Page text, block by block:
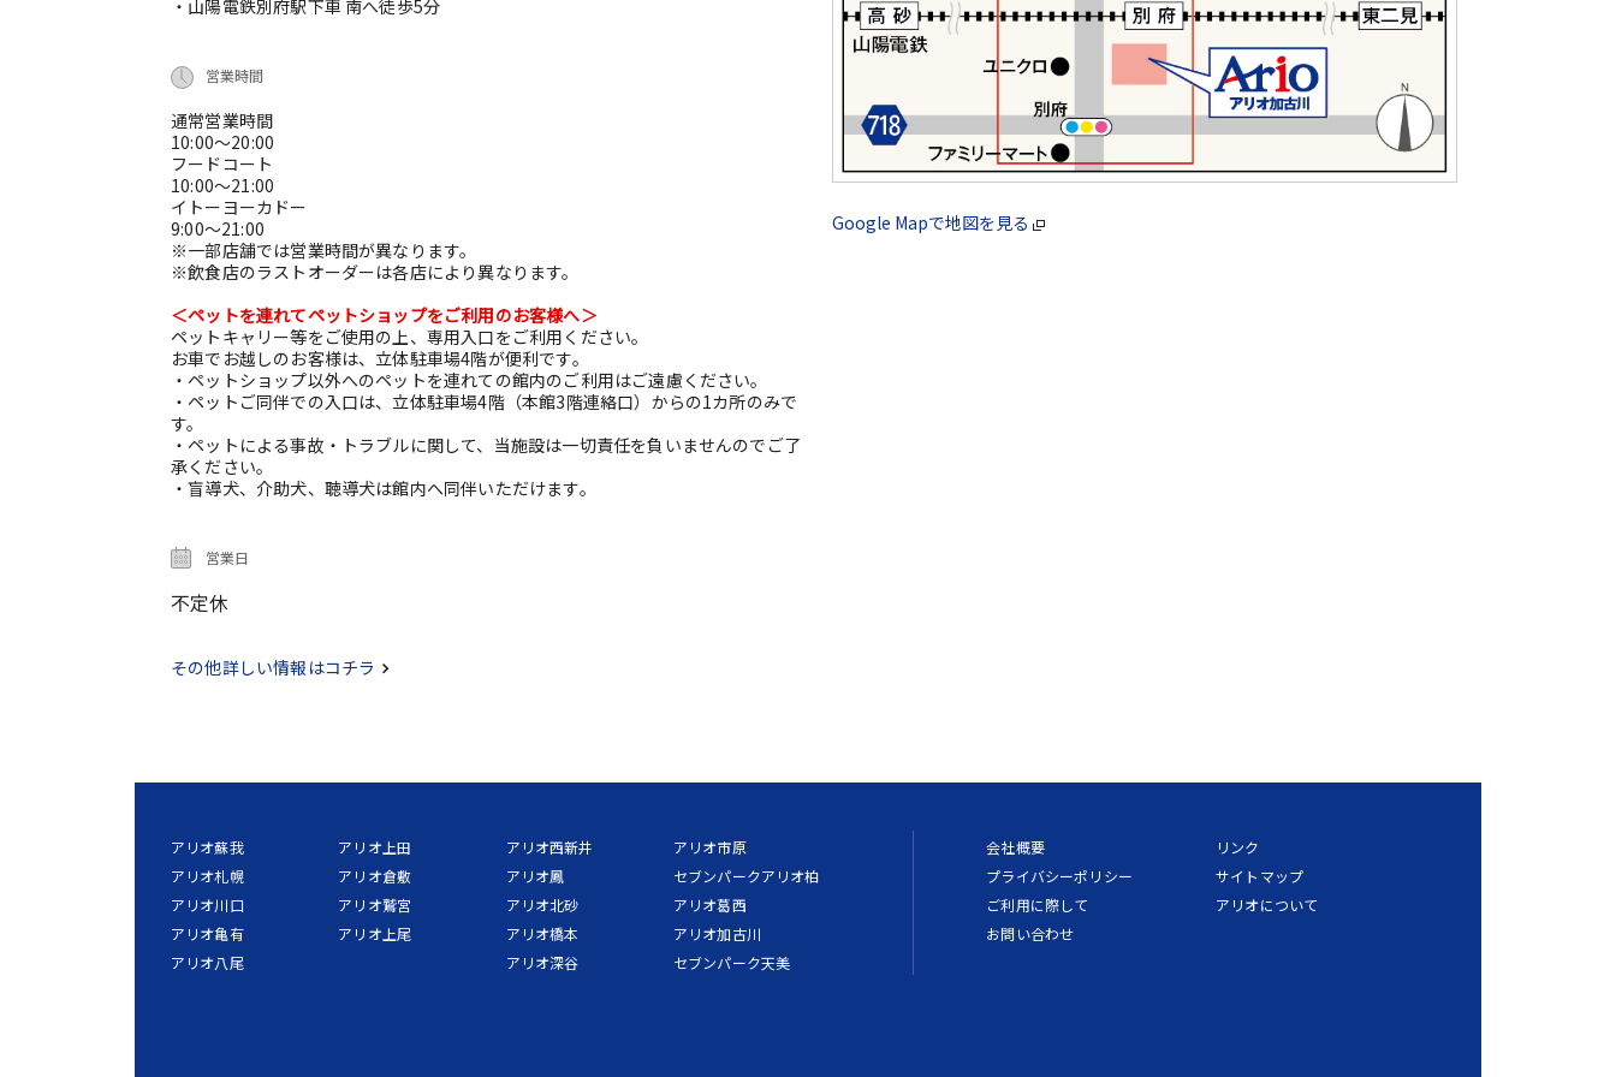
・山陽電鉄別府駅下車 南へ徒歩5分
営業時間
通常営業時間
10:00～20:00
フードコート
10:00～21:00
イトーヨーカドー
9:00～21:00
※一部店舗では営業時間が異なります。
※飲食店のラストオーダーは各店により異なります。
＜ペットを連れてペットショップをご利用のお客様へ＞
ペットキャリー等をご使用の上、専用入口をご利用ください。
お車でお越しのお客様は、立体駐車場4階が便利です。
・ペットショップ以外へのペットを連れての館内のご利用はご遠慮ください。
・ペットご同伴での入口は、立体駐車場4階（本館3階連絡口）からの1カ所のみで
す。
・ペットによる事故・トラブルに関して、当施設は一切責任を負いませんのでご了
承ください。
・盲導犬、介助犬、聴導犬は館内へ同伴いただけます。
営業日
不定休
その他詳しい情報はコチラ
Google Mapで地図を見る
アリオ蘇我
アリオ札幌
アリオ川口
アリオ亀有
アリオ八尾
アリオ上田
アリオ倉敷
アリオ鷲宮
アリオ上尾
アリオ西新井
アリオ鳳
アリオ北砂
アリオ橋本
アリオ深谷
アリオ市原
セブンパークアリオ柏
アリオ葛西
アリオ加古川
セブンパーク天美
会社概要
プライバシーポリシー
ご利用に際して
お問い合わせ
リンク
サイトマップ
アリオについて